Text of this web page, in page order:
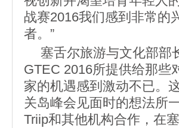
战赛2016我们感到非常的
者。”
塞舌尔旅游与文化部部
GTEC 2016所提供给那些
家的机遇感到激动不已。
关岛峰会见面时的想法所
Triip和其他机构合作，在